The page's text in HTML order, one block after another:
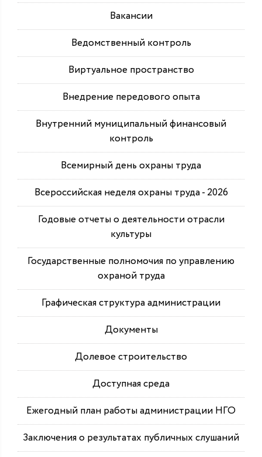
Вакансии
Ведомственный контроль
Виртуальное пространство
Внедрение передового опыта
Внутренний муниципальный финансовый
контроль
Всемирный день охраны труда
Всероссийская неделя охраны труда - 2026
Годовые отчеты о деятельности отрасли
культуры
Государственные полномочия по управлению
охраной труда
Графическая структура администрации
Документы
Долевое строительство
Доступная среда
Ежегодный план работы администрации НГО
Заключения о результатах публичных слушаний